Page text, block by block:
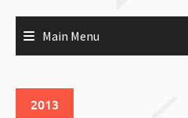
Main Menu
2013